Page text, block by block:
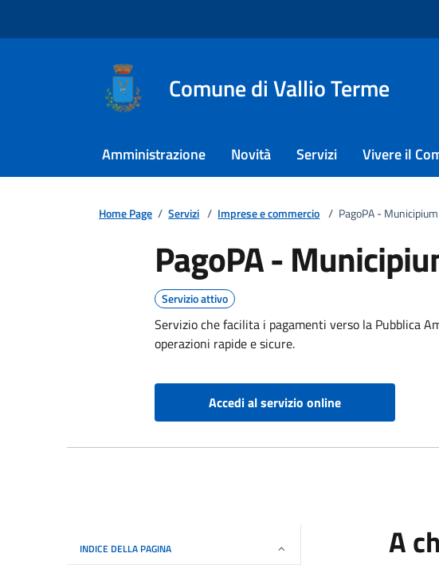
Comune di Vallio Terme
Amministrazione Novità Servizi Vivere il
Home Page / Servizi / Imprese e commercio / PagoPA - Municipium
PagoPA -
Servizio attivo
Servizio che facilita i pagamenti verso la Pubblica
operazioni rapide e sicure.
Accedi al servizio online
INDICE DELLA PAGINA A